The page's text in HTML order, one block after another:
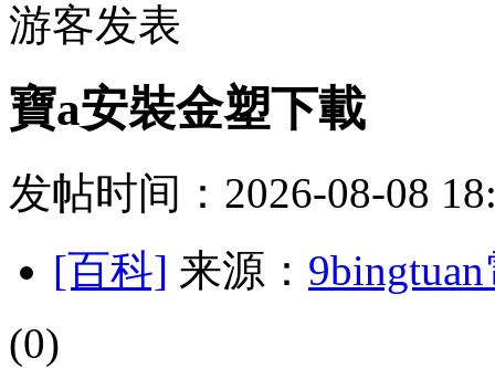
游客发表
寶a安裝金塑下載
发帖时间：2026-08-08
[百科] 来源：
(0)